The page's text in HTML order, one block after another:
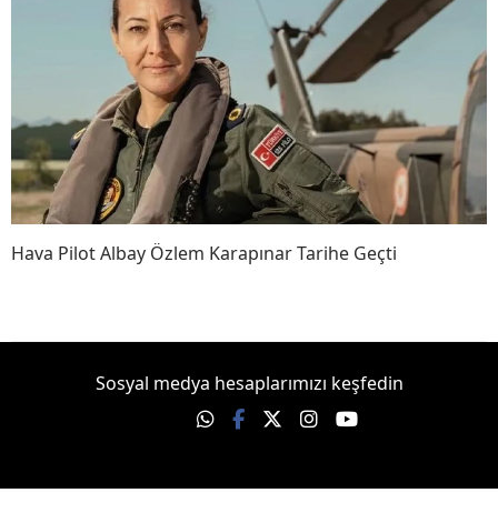
Hava Pilot Albay Özlem Karapınar Tarihe Geçti
Sosyal medya hesaplarımızı keşfedin